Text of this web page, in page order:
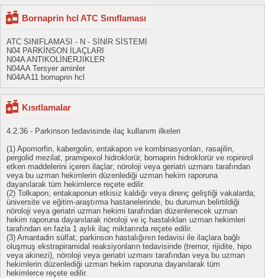
Bornaprin hcl ATC Sınıflaması
ATC SINIFLAMASI - N - SİNİR SİSTEMİ
N04 PARKİNSON İLAÇLARI
N04A ANTIKOLİNERJIKLER
N04AA Tersyer aminler
N04AA11 bornaprin hcl
Kısıtlamalar
4.2.36 - Parkinson tedavisinde ilaç kullanım ilkeleri
(1) Apomorfin, kabergolin, entakapon ve kombinasyonları, rasajilin,
pergolid mezilat, pramipexol hidroklorür, bornaprin hidroklorür ve ropinirol
etken maddelerini içeren ilaçlar; nöroloji veya geriatri uzmanı tarafından
veya bu uzman hekimlerin düzenlediği uzman hekim raporuna
dayanılarak tüm hekimlerce reçete edilir.
(2) Tolkapon; entakaponun etkisiz kaldığı veya direnç geliştiği vakalarda;
üniversite ve eğitim-araştırma hastanelerinde, bu durumun belirtildiği
nöroloji veya geriatri uzman hekimi tarafından düzenlenecek uzman
hekim raporuna dayanılarak nöroloji ve iç hastalıkları uzman hekimleri
tarafından en fazla 1 aylık ilaç miktarında reçete edilir.
(3) Amantadin sülfat; parkinson hastalığının tedavisi ile ilaçlara bağlı
oluşmuş ekstrapiramidal reaksiyonların tedavisinde (tremor, rijidite, hipo
veya akinezi), nöroloji veya geriatri uzmanı tarafından veya bu uzman
hekimlerin düzenlediği uzman hekim raporuna dayanılarak tüm
hekimlerce reçete edilir.